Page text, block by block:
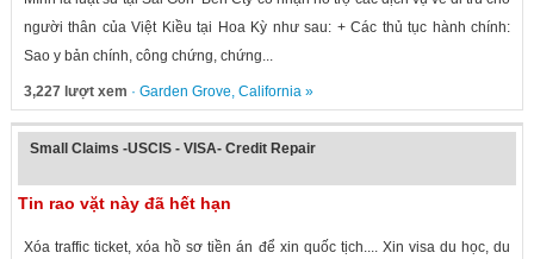
người thân của Việt Kiều tại Hoa Kỳ như sau: + Các thủ tục hành chính:
Sao y bản chính, công chứng, chứng...
3,227 lượt xem · Garden Grove, California»
Small Claims -USCIS - VISA- Credit Repair
Tin rao vặt này đã hết hạn
Xóa traffic ticket, xóa hồ sơ tiền án để xin quốc tịch.... Xin visa du học, du